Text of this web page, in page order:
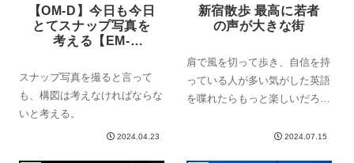
【OM-D】今日も今日
とてスナップ写真を
考える【EM-
スナップ写真を撮ると言って
も、構図は考えなければならな
いと考える。
2024.04.23
新宿散歩 最高に若者
の声が大きな街
肩で風を切って歩き、自信を持
っている人が多い気がした英語
を喋れたらもっと楽しいだろう
は土曜日。今日は何事もなく、
2024.07.15